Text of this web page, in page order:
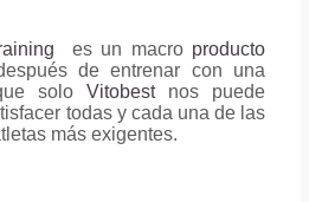
es un macro producto
de entrenar con una
solo Vitobest nos puede
todas y cada una de las
más exigentes.